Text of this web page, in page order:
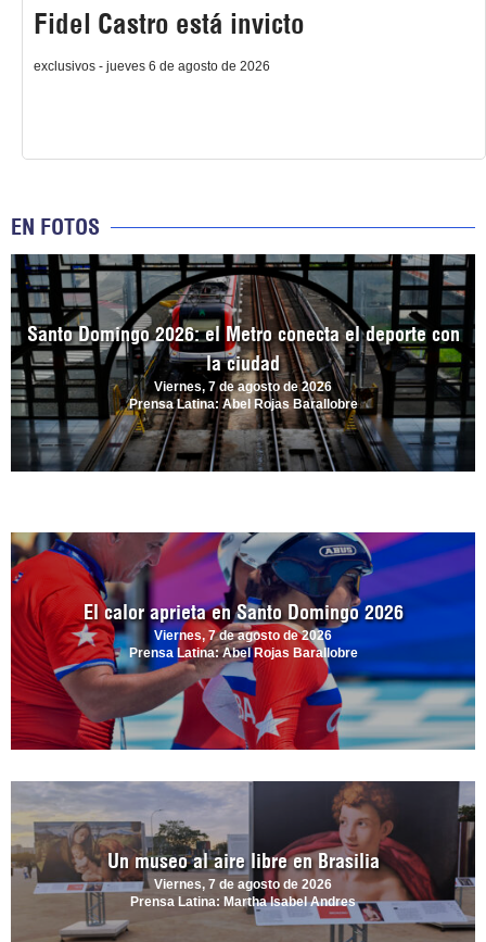
Fidel Castro está invicto
exclusivos - jueves 6 de agosto de 2026
EN FOTOS
Santo Domingo 2026: el Metro conecta el deporte con
la ciudad
Viernes, 7 de agosto de 2026
Prensa Latina: Abel Rojas Barallobre
El calor aprieta en Santo Domingo 2026
Viernes, 7 de agosto de 2026
Prensa Latina: Abel Rojas Barallobre
Un museo al aire libre en Brasilia
Viernes, 7 de agosto de 2026
Prensa Latina: Martha Isabel Andres